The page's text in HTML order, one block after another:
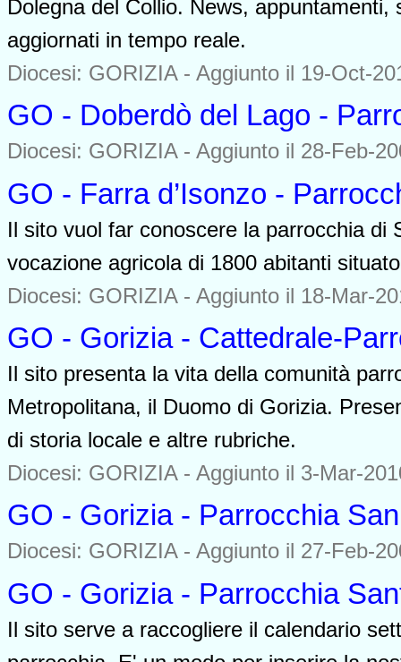
Dolegna del Collio. News,
aggiornati in tempo reale.
Diocesi: GORIZIA - Aggiunto il 19-Oct-
GO - Doberdò del Lago -
Diocesi: GORIZIA - Aggiunto il 28-Feb-
GO - Farra d’Isonzo -
Il sito vuol far conoscere la parrocchia
vocazione agricola di 1800 abitanti
Diocesi: GORIZIA - Aggiunto il 18-Mar-
GO - Gorizia - Cattedrale-
Il sito presenta la vita della comunità
Metropolitana, il Duomo di Gorizia.
di storia locale e altre rubriche.
Diocesi: GORIZIA - Aggiunto il 3-Mar-
GO - Gorizia - Parrocchia
Diocesi: GORIZIA - Aggiunto il 27-Feb-
GO - Gorizia - Parrocchia
Il sito serve a raccogliere il calendario